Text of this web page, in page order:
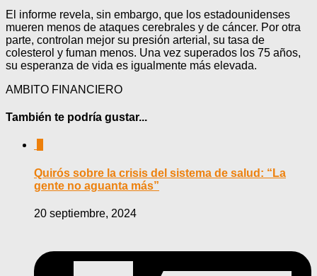
El informe revela, sin embargo, que los estadounidenses
mueren menos de ataques cerebrales y de cáncer. Por otra
parte, controlan mejor su presión arterial, su tasa de
colesterol y fuman menos. Una vez superados los 75 años,
su esperanza de vida es igualmente más elevada.
AMBITO FINANCIERO
También te podría gustar...
Quirós sobre la crisis del sistema de salud: “La
gente no aguanta más”
20 septiembre, 2024